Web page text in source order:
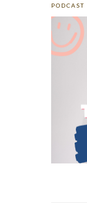
PODCAST